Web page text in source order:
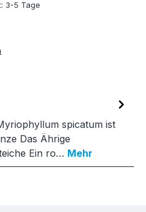
3-5 Tage
spicatum ist
Das Ährige
Ein ro… Mehr